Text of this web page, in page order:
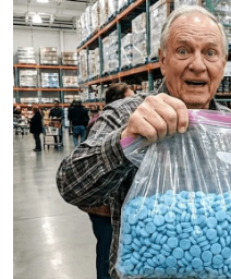
antara skuad itu dan
Ketika Gaza
mesej yang kuat
stadium di Dallas,
Selepas tamat
Mesir, Hossam
Palestin di atas
media antarabangsa
kepada mereka.